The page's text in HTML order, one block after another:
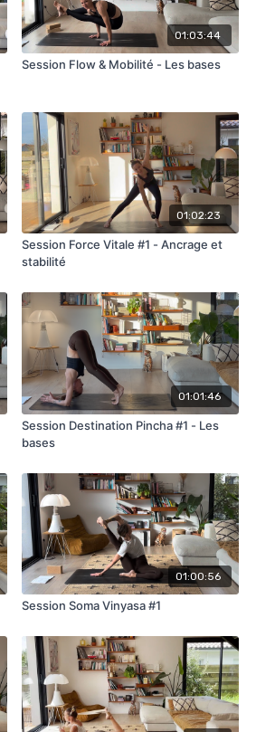
01:03:44
Session Flow & Mobilité - Les bases
01:02:23
Session Force Vitale #1 - Ancrage et
stabilité
01:01:46
Session Destination Pincha #1 - Les
bases
01:00:56
Session Soma Vinyasa #1